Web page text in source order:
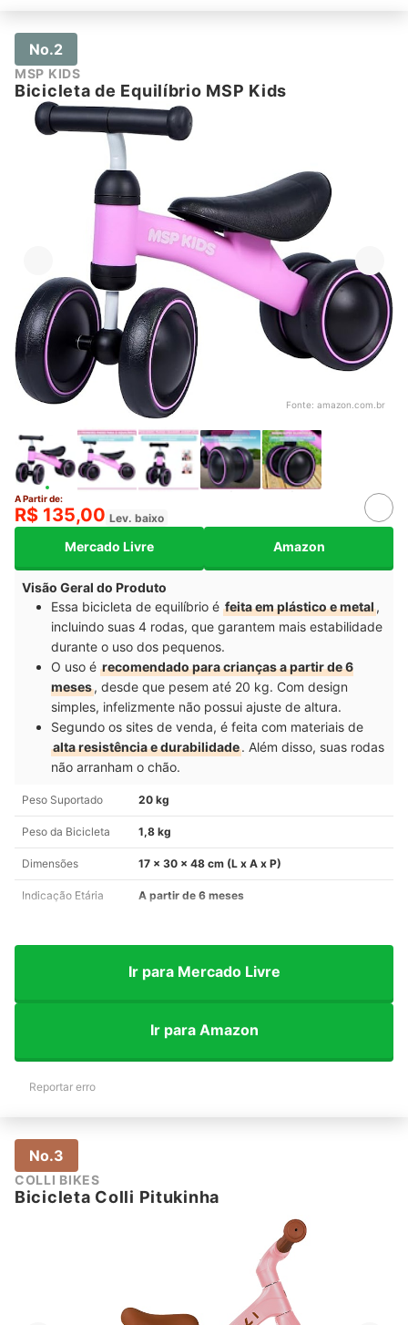
No.2
MSP KIDS
Bicicleta de Equilíbrio MSP Kids
Fonte: amazon.com.br
A Partir de:
R$ 135,00 Lev. baixo
Mercado Livre Amazon
Visão Geral do Produto
Essa bicicleta de equilíbrio é feita em plástico e metal,
incluindo suas 4 rodas, que garantem mais estabilidade
durante o uso dos pequenos.
O uso é recomendado para crianças a partir de 6
meses, desde que pesem até 20 kg. Com design
simples, infelizmente não possui ajuste de altura.
Segundo os sites de venda, é feita com materiais de
alta resistência e durabilidade. Além disso, suas rodas
não arranham o chão.
Peso Suportado 20 kg
Peso da Bicicleta 1,8 kg
Dimensões 17 x 30 x 48 cm (L x A x P)
Indicação Etária A partir de 6 meses
Ir para Mercado Livre
Ir para Amazon
Reportar erro
No.3
COLLI BIKES
Bicicleta Colli Pitukinha